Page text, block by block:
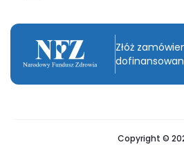
Złóż
Copyright ©